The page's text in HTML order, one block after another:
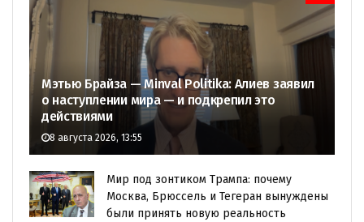
Мэтью Брайза — Minval Politika: Алиев заявил
о наступлении мира — и подкрепил это
действиями
8 августа 2026, 13:55
Мир под зонтиком Трампа: почему
Москва, Брюссель и Тегеран вынуждены
были принять новую реальность